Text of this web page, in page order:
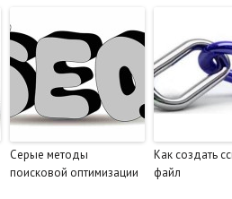
Серые методы
поисковой оптимизации
Как создать
файл